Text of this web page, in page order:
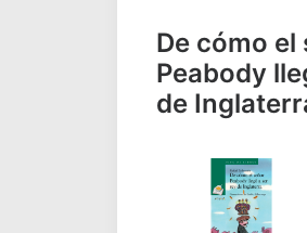
De cómo el
Peabody
de